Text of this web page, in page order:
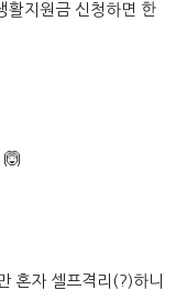
활지원금 신청하면 한
🙆
혼자 셀프격리(?)하니